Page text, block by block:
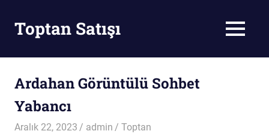
contentToptan Satışı MENU
Ardahan Görüntülü Sohbet
Yabancı
Aralık 22, 2023 admin Toptan